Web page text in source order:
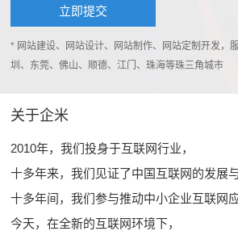
* 网站建设、网站设计、网站制作、网站定制开发，
圳、东莞、佛山、顺德、江门、珠海等珠三角城市
关于企米
2010年，我们投身于互联网行业，
十多年来，我们见证了中国互联网的发展与
十多年间，我们参与推动中小企业互联网
今天，在全新的互联网环境下，